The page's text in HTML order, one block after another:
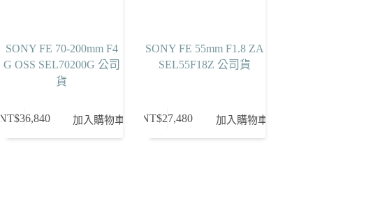
SONY FE 70-200mm F4
G OSS SEL70200G 公司
貨
NT$36,840 加入購物車
SONY FE 55mm F1.8 ZA
SEL55F18Z 公司貨
NT$27,480 加入購物車